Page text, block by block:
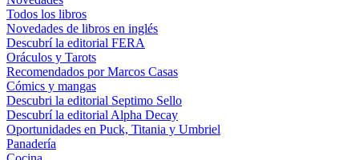
Todos los libros
Novedades de libros en inglés
Descubrí la editorial FERA
Oráculos y Tarots
Recomendados por Marcos Casas
Cómics y mangas
Descubri la editorial Septimo Sello
Descubrí la editorial Alpha Decay
Oportunidades en Puck, Titania y Umbriel
Panadería